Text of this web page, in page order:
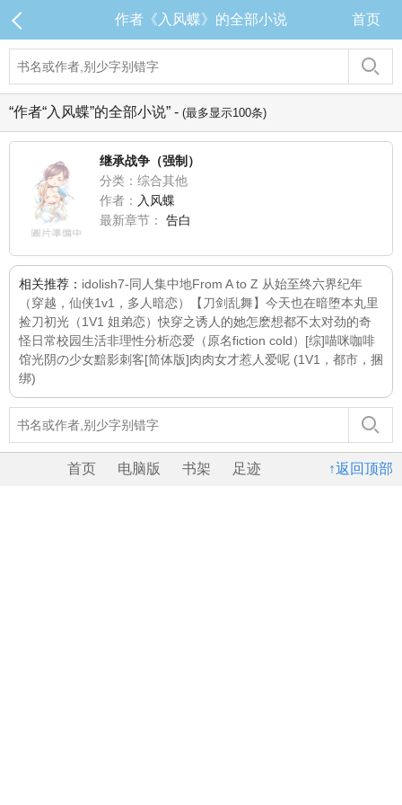
作者《入风蝶》的全部小说 首页
“作者“入风蝶”的全部小说” - (最多显示100条)
继承战争（强制）
分类：综合其他
作者： 入风蝶
最新章节：
告白
相关推荐： idolish7-同人集中地From A to Z 从始至终六界纪年
（穿越，仙侠1v1，多人暗恋）
【刀剑乱舞】今天也在暗堕本丸里
捡刀初光（1V1 姐弟恋）快穿之诱人的她怎麽想都不太对劲的奇
怪日常校园生活非理性分析恋爱（原名fiction cold） [综]喵咪咖啡
馆光阴の少女黯影刺客[简体版]肉肉女才惹人爱呢 (1V1，都市，捆
绑)
↑返回顶部
首页 电脑版 书架 足迹